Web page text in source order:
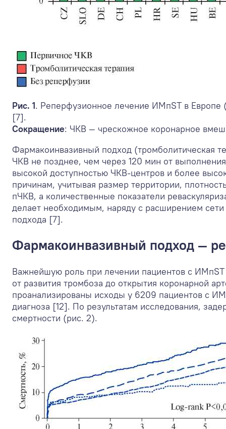
Рис. 1. Реперфузионное лечение ИМпST в Европе
[7].
Сокращение: ЧКВ — чрескожное коронарное
Фармакоинвазивный подход (тромболитическая
ЧКВ не позднее, чем через 120 мин от
высокой доступностью ЧКВ-центров и более
причинам, учитывая размер территории,
пЧКВ, а количественные показатели
делает необходимым, наряду с расширением
подхода [7].
Фармакоинвазивный подход —
Важнейшую роль при лечении пациентов с ИМпST
от развития тромбоза до открытия коронарной
проанализированы исходы у 6209 пациентов с
диагноза [12]. По результатам исследования,
смертности (рис. 2).